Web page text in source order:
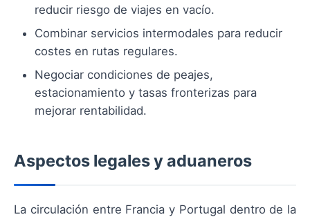
reducir riesgo de viajes en vacío.
Combinar servicios intermodales para reducir
costes en rutas regulares.
Negociar condiciones de peajes,
estacionamiento y tasas fronterizas para
mejorar rentabilidad.
Aspectos legales y aduaneros
La circulación entre Francia y Portugal dentro de la